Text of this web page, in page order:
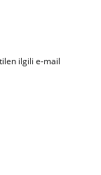
ilgili e-mail